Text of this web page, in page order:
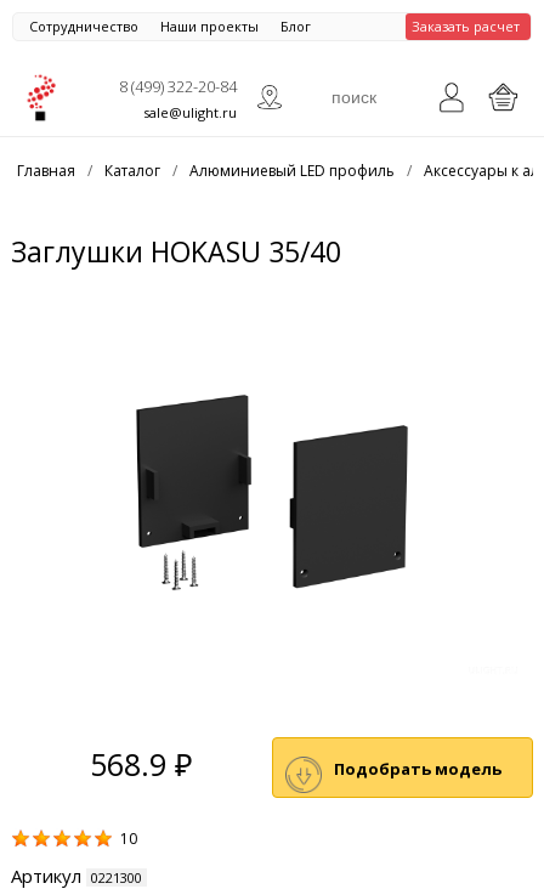
Сотрудничество Наши проекты Блог Заказать расчет
8 (499) 322-20-84
sale@ulight.ru
Главная / Каталог / Алюминиевый LED профиль / Аксессуары к
Заглушки HOKASU 35/40
568.9 ₽ Подобрать модель
10
Артикул 0221300